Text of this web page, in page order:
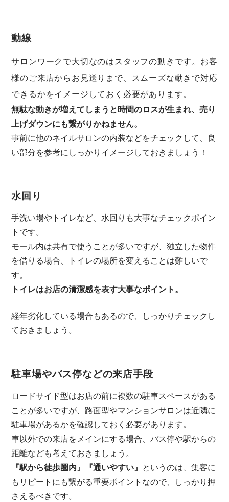
動線
サロンワークで大切なのはスタッフの動きです。お客
様のご来店からお見送りまで、スムーズな動きで対応
できるかをイメージしておく必要があります。
無駄な動きが増えてしまうと時間のロスが生まれ、売り
上げダウンにも繋がりかねません。
事前に他のネイルサロンの内装などをチェックして、良
い部分を参考にしっかりイメージしておきましょう！
水回り
手洗い場やトイレなど、水回りも大事なチェックポイン
トです。
モール内は共有で使うことが多いですが、独立した物件
を借りる場合、トイレの場所を変えることは難しいで
す。
トイレはお店の清潔感を表す大事なポイント。
経年劣化している場合もあるので、しっかりチェックし
ておきましょう。
駐車場やバス停などの来店手段
ロードサイド型はお店の前に複数の駐車スペースがある
ことが多いですが、路面型やマンションサロンは近隣に
駐車場があるかを確認しておく必要があります。
車以外での来店をメインにする場合、バス停や駅からの
距離なども考えておきましょう。
『駅から徒歩圏内』『通いやすい』 というのは、集客に
もリピートにも繋がる重要ポイントなので、しっかり押
さえるべきです。